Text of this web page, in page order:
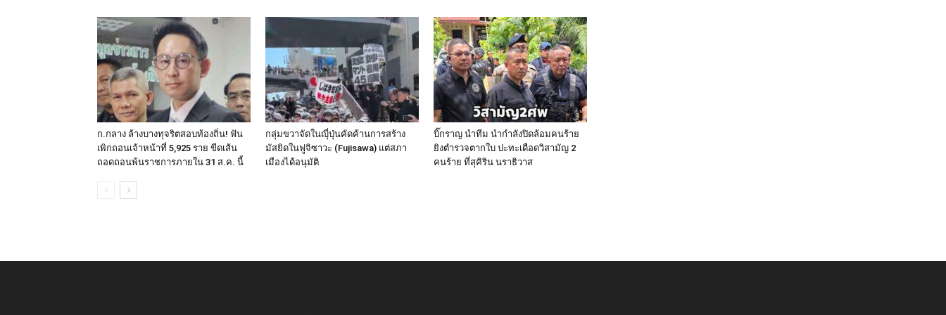
ก.กลาง ล้างบางทุจริตสอบท้องถิ่น! ฟัน
เพิกถอนเจ้าหน้าที่ 5,925 ราย ขีดเส้น
ถอดถอนพ้นราชการภายใน 31 ส.ค. นี้
กลุ่มขวาจัดในญุี่ปุ่นคัดค้านการสร้าง
มัสยิดในฟูจิซาวะ (Fujisawa) แต่สภา
เมืองได้อนุมัติ
บิ๊กราญ นำทีม นำกำลังปิดล้อมคนร้าย
ยิงตำรวจตากใบ ปะทะเดือดวิสามัญ 2
คนร้าย ที่สุคิริน นราธิวาส